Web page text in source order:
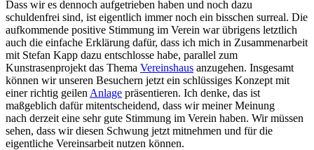
Dass wir es dennoch aufgetrieben haben und noch dazu
schuldenfrei sind, ist eigentlich immer noch ein bisschen surreal. Die
aufkommende positive Stimmung im Verein war übrigens letztlich
auch die einfache Erklärung dafür, dass ich mich in Zusammenarbeit
mit Stefan Kapp dazu entschlosse habe, parallel zum
Kunstrasenprojekt das Thema Vereinshaus anzugehen. Insgesamt
können wir unseren Besuchern jetzt ein schlüssiges Konzept mit
einer richtig geilen Anlage präsentieren. Ich denke, das ist
maßgeblich dafür mitentscheidend, dass wir meiner Meinung
nach derzeit eine sehr gute Stimmung im Verein haben. Wir müssen
sehen, dass wir diesen Schwung jetzt mitnehmen und für die
eigentliche Vereinsarbeit nutzen können.